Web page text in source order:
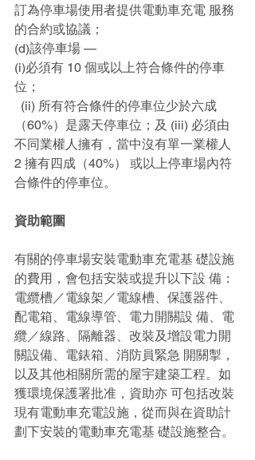
訂為停車場使用者提供電動車充電 服務
的合約或協議；
(d)該停車場 —
(i)必須有 10 個或以上符合條件的停車
位；
（60%）是露天停車位；及 (iii) 必須由
不同業權人擁有，當中沒有單一業權人
2 擁有四成（40%） 或以上停車場內符
合條件的停車位。
資助範圍
有關的停車場安裝電動車充電基 礎設施
的費用，會包括安裝或提升以下設 備：
電纜槽／電線架／電線槽、保護器件、
配電箱、電線導管、電力開關設 備、電
纜／線路、隔離器、改裝及增設電力開
關設備、電錶箱、消防員緊急 開關掣，
以及其他相關所需的屋宇建築工程。如
獲環境保護署批准，資助亦 可包括改裝
現有電動車充電設施，從而與在資助計
劃下安裝的電動車充電基 礎設施整合。